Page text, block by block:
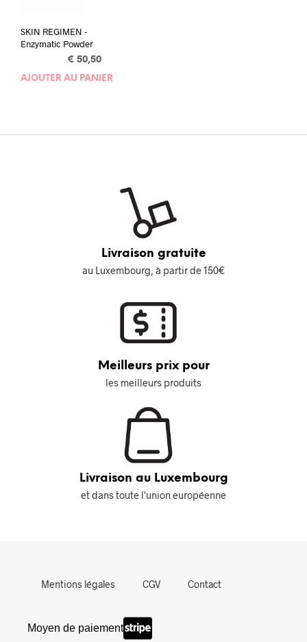
SKIN REGIMEN -
Enzymatic Powder
€ 50,50
AJOUTER AU PANIER
Livraison gratuite
au Luxembourg, à partir de 150€
Meilleurs prix pour
les meilleurs produits
Livraison au Luxembourg
et dans toute l'union européenne
Mentions légales CGV Contact
Moyen de paiement